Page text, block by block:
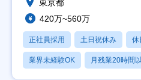
東京都
420万~560万
正社員採用 土日祝休み 休
業界未経験OK 月残業20時間